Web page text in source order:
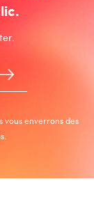
vous enverrons des